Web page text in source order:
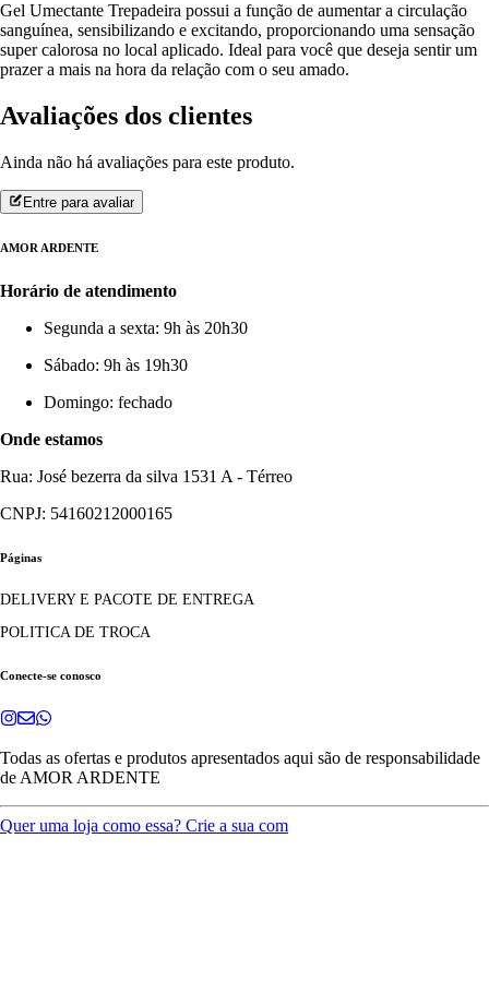
Gel Umectante Trepadeira possui a função de aumentar a circulação
sanguínea, sensibilizando e excitando, proporcionando uma sensação
super calorosa no local aplicado. Ideal para você que deseja sentir um
prazer a mais na hora da relação com o seu amado.
Avaliações dos clientes
Ainda não há avaliações para este produto.
Entre para avaliar
AMOR ARDENTE
Horário de atendimento
Segunda a sexta: 9h às 20h30
Sábado: 9h às 19h30
Domingo: fechado
Onde estamos
Rua: José bezerra da silva 1531 A - Térreo
CNPJ: 54160212000165
Páginas
DELIVERY E PACOTE DE ENTREGA
POLITICA DE TROCA
Conecte-se conosco
Todas as ofertas e produtos apresentados aqui são de responsabilidade
de AMOR ARDENTE
Quer uma loja como essa? Crie a sua com